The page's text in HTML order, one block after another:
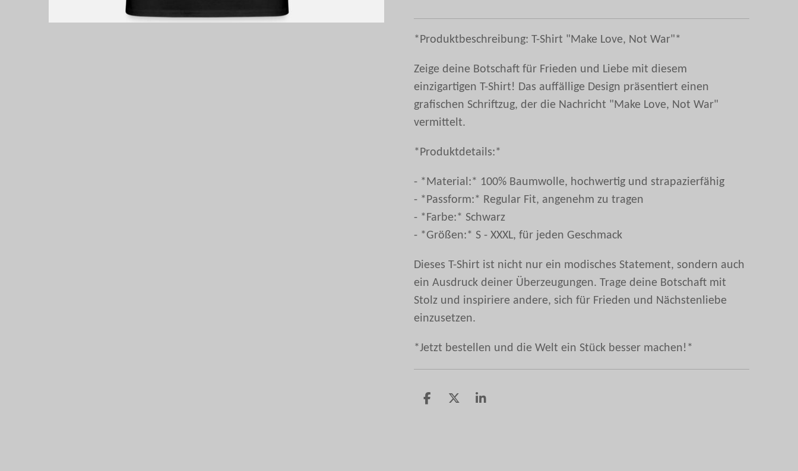
*Produktbeschreibung: T-Shirt "Make Love, Not War"*
Zeige deine Botschaft für Frieden und Liebe mit diesem
einzigartigen T-Shirt! Das auffällige Design präsentiert einen
grafischen Schriftzug, der die Nachricht "Make Love, Not War"
vermittelt.
*Produktdetails:*
- *Material:* 100% Baumwolle, hochwertig und strapazierfähig
- *Passform:* Regular Fit, angenehm zu tragen
- *Farbe:* Schwarz
- *Größen:* S - XXXL, für jeden Geschmack
Dieses T-Shirt ist nicht nur ein modisches Statement, sondern auch
ein Ausdruck deiner Überzeugungen. Trage deine Botschaft mit
Stolz und inspiriere andere, sich für Frieden und Nächstenliebe
einzusetzen.
*Jetzt bestellen und die Welt ein Stück besser machen!*
T
T
T